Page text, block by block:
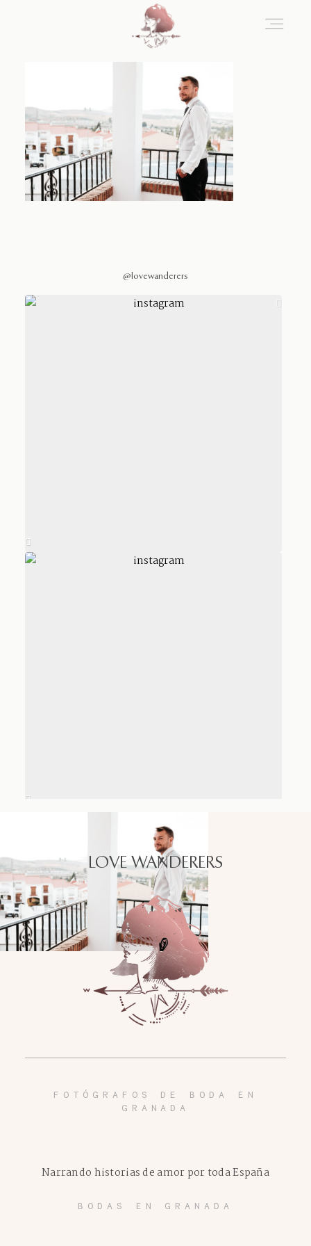
@lovewanderers
LOVE WANDERERS
FOTÓGRAFOS DE BODA EN
GRANADA
BODAS EN GRANADA
Narrando historias de amor por toda España
Blog
Sobre Nosotros